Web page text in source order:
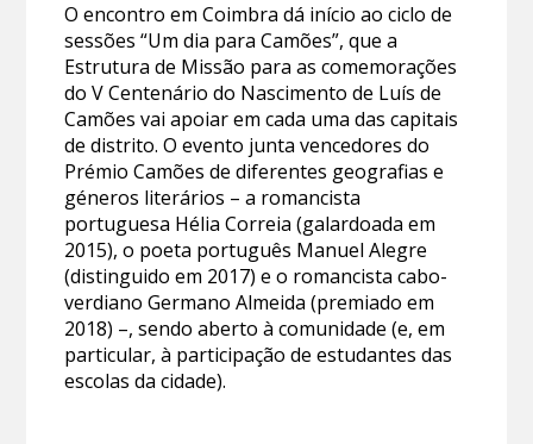
O encontro em Coimbra dá início ao ciclo de
sessões “Um dia para Camões”, que a
Estrutura de Missão para as comemorações
do V Centenário do Nascimento de Luís de
Camões vai apoiar em cada uma das capitais
de distrito. O evento junta vencedores do
Prémio Camões de diferentes geografias e
géneros literários – a romancista
portuguesa Hélia Correia (galardoada em
2015), o poeta português Manuel Alegre
(distinguido em 2017) e o romancista cabo-
verdiano Germano Almeida (premiado em
2018) –, sendo aberto à comunidade (e, em
particular, à participação de estudantes das
escolas da cidade).